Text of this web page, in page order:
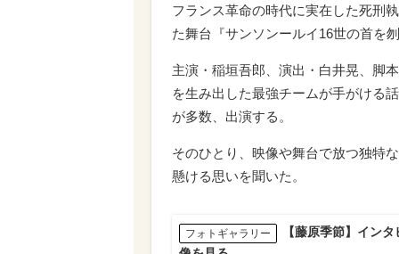
フランス革命の時代に実在した死刑
た舞台『サンソンールイ16世の首を
主演・稲垣吾郎、演出・白井晃、脚
を生み出した最強チームが手がける
が多数、出演する。
そのひとり、映像や舞台で放つ独特
懸ける思いを聞いた。
フォトギャラリー
【藤原季節】イン